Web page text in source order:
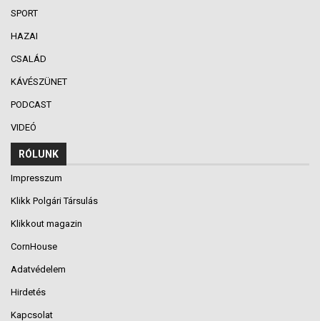
SPORT
HAZAI
CSALÁD
KÁVÉSZÜNET
PODCAST
VIDEÓ
RÓLUNK
Impresszum
Klikk Polgári Társulás
Klikkout magazin
CornHouse
Adatvédelem
Hirdetés
Kapcsolat